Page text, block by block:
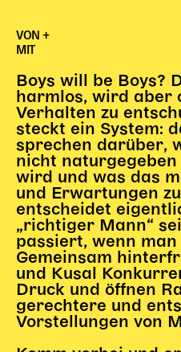
Probenklasse
Theaterklasse
Vorstellungen für
Angebote für
PädagogikClub
Sommerfest
Open House
Newsletter für
DIGITALE BÜHNE
VON +
MIT
Boys will be Boys?
harmlos, wird aber
Verhalten zu
steckt ein System:
sprechen darüber,
nicht
wird und was das
und Erwartungen
entscheidet
„richtiger Mann“
passiert, wenn
Gemeinsam
und Kusal
Druck und öffnen
gerechtere und
Vorstellungen von